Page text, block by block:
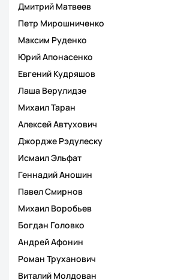
Дмитрий Матвеев
Петр Мирошниченко
Максим Руденко
Юрий Апонасенко
Евгений Кудряшов
Лаша Верулидзе
Михаил Таран
Алексей Автухович
Джордже Рэдулеску
Исмаил Эльфат
Геннадий Аношин
Павел Смирнов
Михаил Воробьев
Богдан Головко
Андрей Афонин
Роман Труханович
Виталий Молдован